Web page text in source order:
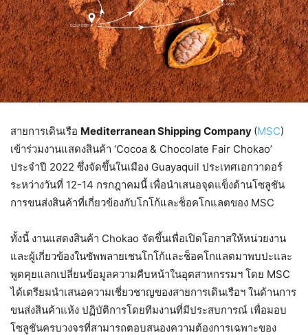
สายการเดินเรือ Mediterranean Shipping Company (MSC)
เข้าร่วมงานแสดงสินค้า ‘Cocoa & Chocolate Fair Chokao’
ประจำปี 2022 ซึ่งจัดขึ้นในเมือง Guayaquil ประเทศเอกวาดอร์
ระหว่างวันที่ 12-14 กรกฎาคมนี้ เพื่อนำเสนอจุดแข็งด้านโซลูชัน
การขนส่งสินค้าที่เกี่ยวข้องกับโกโก้และช็อคโกแลตของ MSC
ทั้งนี้ งานแสดงสินค้า Chokao จัดขึ้นเพื่อเปิดโอกาสให้หน่วยงาน
และผู้เกี่ยวข้องในซัพพลายเชนโกโก้และช็อคโกแลตมาพบปะและ
พูดคุยแลกเปลี่ยนข้อมูลความคืบหน้าในอุตสาหกรรมฯ โดย MSC
ได้เตรียมนำเสนอความเชี่ยวชาญของสายการเดินเรือฯ ในด้านการ
ขนส่งสินค้าแห้ง ปฏิบัติการโดยทีมงานที่มีประสบการณ์ เพื่อมอบ
โซลูชันครบวงจรที่สามารถตอบสนองความต้องการเฉพาะของ